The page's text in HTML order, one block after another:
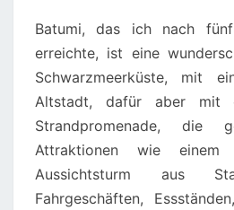
Batumi, das ich nach
erreichte, ist eine
Schwarzmeerküste, mit
Altstadt, dafür aber mit
Strandpromenade, die
Attraktionen wie einem
Aussichtsturm aus
Fahrgeschäften,